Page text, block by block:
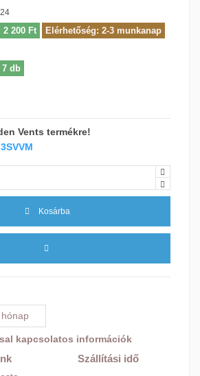
200 Ft Elérhetőség: 2-3 munkanap
7 db
Vents termékre!
Kosárba
kapcsolatos információk
Szállítási idő